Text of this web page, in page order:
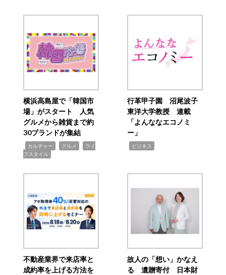
横浜高島屋で「韓国市
場」がスタート 人気
グルメから雑貨まで約
30ブランドが集結
カルチャー グルメ
ライ
フスタイル
行革甲子園 沼尾波子
東洋大学教授 連載
「よんななエコノミ
ー」
ビジネス
不動産業界で来店率と
成約率を上げる方法を
故人の「想い」かなえ
る 遺贈寄付 日本財